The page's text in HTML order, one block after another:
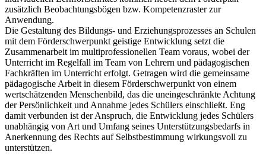
zusätzlich Beobachtungsbögen bzw. Kompetenzraster zur
Anwendung.
Die Gestaltung des Bildungs- und Erziehungsprozesses an Schulen
mit dem Förderschwerpunkt geistige Entwicklung setzt die
Zusammenarbeit im multiprofessionellen Team voraus, wobei der
Unterricht im Regelfall im Team von Lehrern und pädagogischen
Fachkräften im Unterricht erfolgt. Getragen wird die gemeinsame
pädagogische Arbeit in diesem Förderschwerpunkt von einem
wertschätzenden Menschenbild, das die uneingeschränkte Achtung
der Persönlichkeit und Annahme jedes Schülers einschließt. Eng
damit verbunden ist der Anspruch, die Entwicklung jedes Schülers
unabhängig von Art und Umfang seines Unterstützungsbedarfs in
Anerkennung des Rechts auf Selbstbestimmung wirkungsvoll zu
unterstützen.